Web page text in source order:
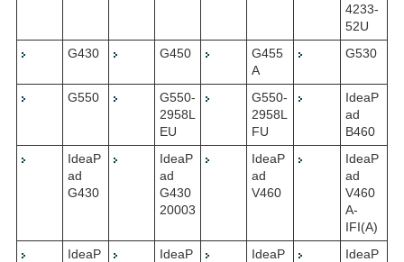
4233-
52U
G430
G450
G455
A
G530
G550
G550-
2958L
EU
G550-
2958L
FU
IdeaP
ad
B460
IdeaP
ad
G430
IdeaP
ad
G430
20003
IdeaP
ad
V460
IdeaP
ad
V460
A-
IFI(A)
IdeaP
IdeaP
IdeaP
IdeaP